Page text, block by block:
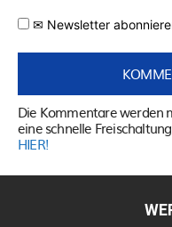
✉ Newsletter
Die Kommentare werden
eine schnelle
HIER!